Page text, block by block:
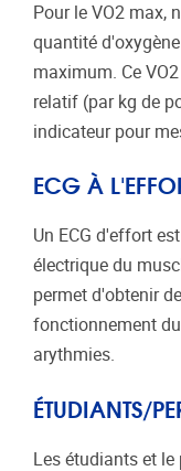
Pour le VO2 max,
quantité
maximum. Ce
relatif (par kg de
indicateur pour
ECG À
Un ECG d'effort
électrique du
permet d'obtenir
fonctionnement
arythmies.
ÉTUDIANTS/
Les étudiants et le